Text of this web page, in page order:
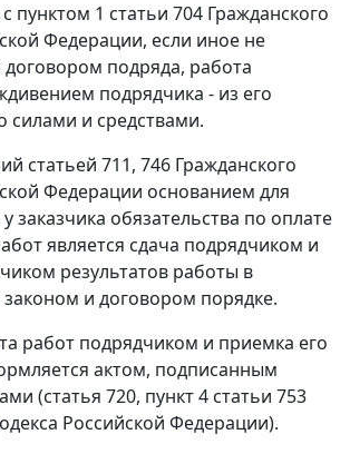
пунктом 1 статьи 704 Гражданского
Федерации, если иное не
подряда, работа
подрядчика - из его
силами и средствами.
статьей 711, 746 Гражданского
Федерации основанием для
заказчика обязательства по оплате
является сдача подрядчиком и
результатов работы в
и договором порядке.
работ подрядчиком и приемка его
актом, подписанным
(статья 720, пункт 4 статьи 753
Российской Федерации).